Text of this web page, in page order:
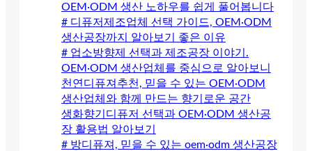
OEM·ODM 생산 노하우를 쉽게 풀어봅니다
# 디퓨저제조업체 선택 가이드, OEM·ODM
생산공장까지 알아보기 좋은 이유
# 업소방향제 선택과 제조공장 이야기.
OEM·ODM 생산업체를 중심으로 알아보니
천연디퓨져추천, 믿을 수 있는 OEM·ODM
생산업체와 함께 만드는 향기로운 공간
생화향기디퓨저 선택과 OEM·ODM 생산공
장 활용법 알아보기
# 방디퓨져, 믿을 수 있는 oem·odm 생산공장